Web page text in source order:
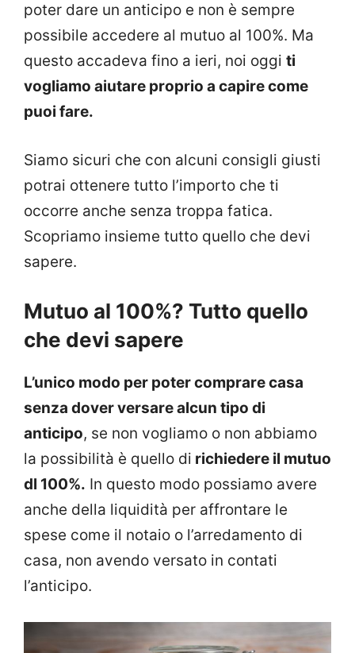
poter dare un anticipo e non è sempre
possibile accedere al mutuo al 100%. Ma
questo accadeva fino a ieri, noi oggi ti
vogliamo aiutare proprio a capire come
puoi fare.
Siamo sicuri che con alcuni consigli giusti
potrai ottenere tutto l’importo che ti
occorre anche senza troppa fatica.
Scopriamo insieme tutto quello che devi
sapere.
Mutuo al 100%? Tutto quello
che devi sapere
L’unico modo per poter comprare casa
senza dover versare alcun tipo di
anticipo, se non vogliamo o non abbiamo
la possibilità è quello di richiedere il mutuo
dl 100%. In questo modo possiamo avere
anche della liquidità per affrontare le
spese come il notaio o l’arredamento di
casa, non avendo versato in contati
l’anticipo.